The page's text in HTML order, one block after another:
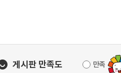
게시판 만족도 만족